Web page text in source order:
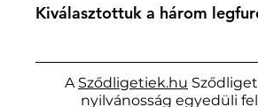
Kiválasztottuk a három
A Sződligetiek.hu
nyilvánosság egyedüli